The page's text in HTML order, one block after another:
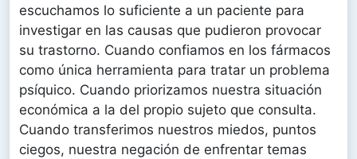
escuchamos lo suficiente a un paciente para
investigar en las causas que pudieron provocar
su trastorno. Cuando confiamos en los fármacos
como única herramienta para tratar un problema
psíquico. Cuando priorizamos nuestra situación
económica a la del propio sujeto que consulta.
Cuando transferimos nuestros miedos, puntos
ciegos, nuestra negación de enfrentar temas